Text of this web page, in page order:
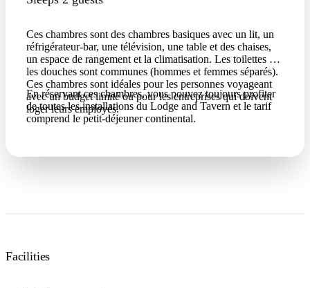
Ces chambres sont des chambres basiques avec un lit, un
réfrigérateur-bar, une télévision, une table et des chaises,
un espace de rangement et la climatisation. Les toilettes et
les douches sont communes (hommes et femmes séparés).
Ces chambres sont idéales pour les personnes voyageant
avec un budget limité ou pour les entreprises qui doivent
loger leurs employés.
En réservant ces chambres, vous pouvez toujours profiter
de toutes les installations du Lodge and Tavern et le tarif
comprend le petit-déjeuner continental.
Facilities